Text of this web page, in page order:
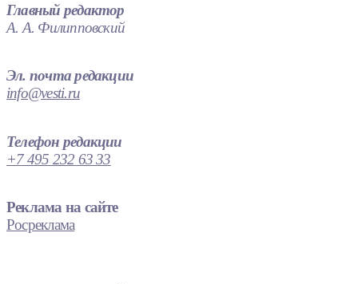
Главный редактор
А. А. Филипповский
Эл. почта редакции
info@vesti.ru
Телефон редакции
+7 495 232 63 33
Реклама на сайте
Росреклама